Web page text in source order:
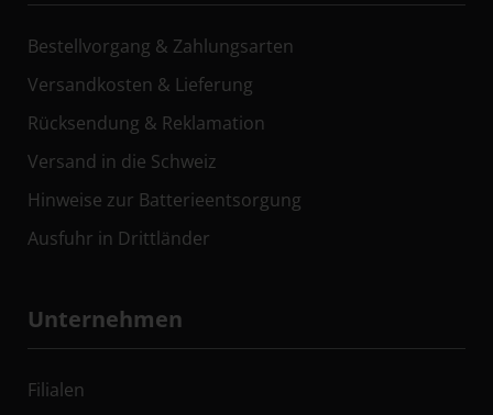
Bestellvorgang & Zahlungsarten
Versandkosten & Lieferung
Rücksendung & Reklamation
Versand in die Schweiz
Hinweise zur Batterieentsorgung
Ausfuhr in Drittländer
Unternehmen
Filialen